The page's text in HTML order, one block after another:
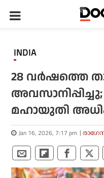
INDIA
28 വര്‍ഷത്തെ
മഹായുതി
Jan 16, 2026, 7:17 pm